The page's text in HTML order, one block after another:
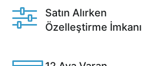
Satın Alırken
Özelleştirme İmkanı